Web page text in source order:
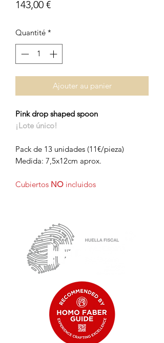
143,00 €Prix
Quantité *
Ajouter au panier
Pink drop shaped spoon
¡Lote único!
Pack de 13 unidades (11€/pieza)
Medida: 7,5x12cm aprox.
Cubiertos NO incluidos